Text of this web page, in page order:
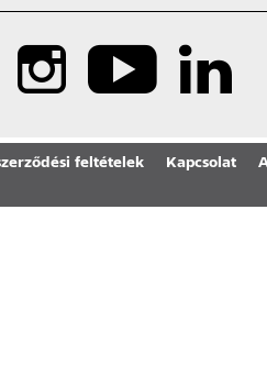
feltételek Kapcsolat